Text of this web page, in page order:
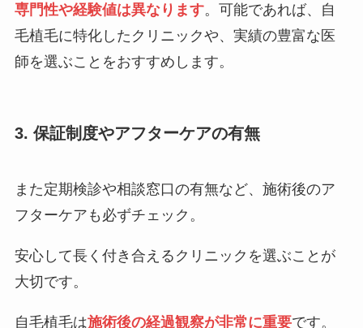
専門性や経験値は異なります。可能であれば、自
毛植毛に特化したクリニックや、実績の豊富な医
師を選ぶことをおすすめします。
3. 保証制度やアフターケアの有無
また定期検診や相談窓口の有無など、施術後のア
フターケアも必ずチェック。
安心して長く付き合えるクリニックを選ぶことが
大切です。
自毛植毛は施術後の経過観察が非常に重要です。